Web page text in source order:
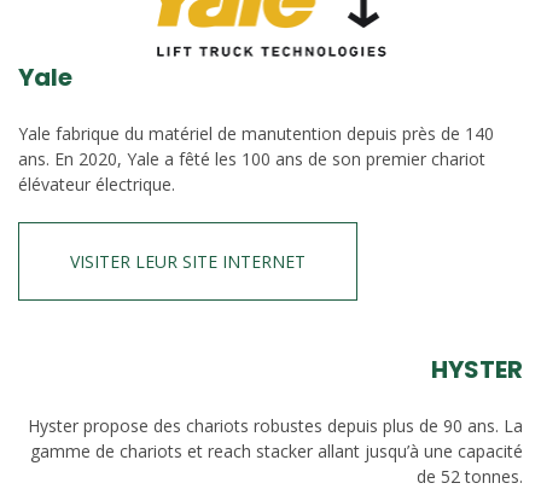
Yale
Yale fabrique du matériel de manutention depuis près de 140
ans. En 2020, Yale a fêté les 100 ans de son premier chariot
élévateur électrique.
VISITER LEUR SITE INTERNET
HYSTER
Hyster propose des chariots robustes depuis plus de 90 ans. La
gamme de chariots et reach stacker allant jusqu’à une capacité
de 52 tonnes.